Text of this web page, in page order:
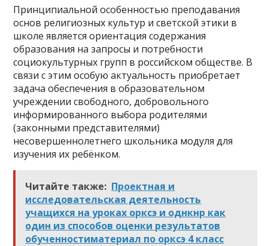
Принципиальной особенностью преподавания
основ религиозных культур и светской этики в
школе является ориентация содержания
образования на запросы и потребности
социокультурных групп в российском обществе. В
связи с этим особую актуальность приобретает
задача обеспечения в образовательном
учреждении свободного, добровольного
информированного выбора родителями
(законными представителями)
несовершеннолетнего школьника модуля для
изучения их ребёнком.
Читайте также: Проектная и
исследовательская деятельность
учащихся на уроках орксэ и однкнр как
один из способов оценки результатов
обученностиматериал по орксэ 4 класс